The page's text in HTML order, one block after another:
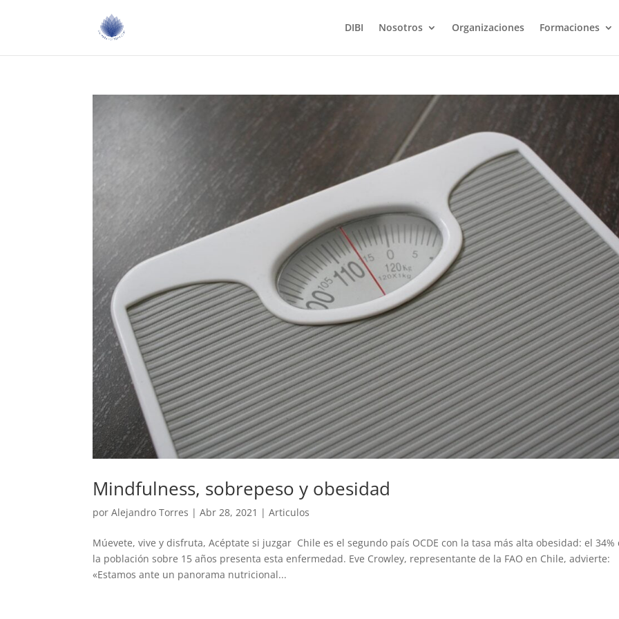
DIBI Nosotros Organizaciones Formaciones
Mindfulness, sobrepeso y obesidad
porAlejandro Torres |Abr 28, 2021 |Articulos
Múevete, vive y disfruta, Acéptate si juzgar Chile es el segundo país OCDE con la tasa más alta obesidad: el 34%
la población sobre 15 años presenta esta enfermedad. Eve Crowley, representante de la FAO en Chile, advierte:
«Estamos ante un panorama nutricional...